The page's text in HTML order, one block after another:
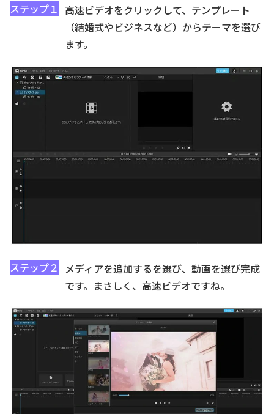
ステップ１ 高速ビデオをクリックして、テンプレート
（結婚式やビジネスなど）からテーマを選び
ます。
ステップ２
メディアを追加するを選び、動画を選び完成
です。まさしく、高速ビデオですね。